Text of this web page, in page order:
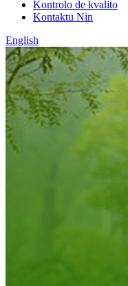
Kontrolo de kvalito
Kontaktu Nin
English